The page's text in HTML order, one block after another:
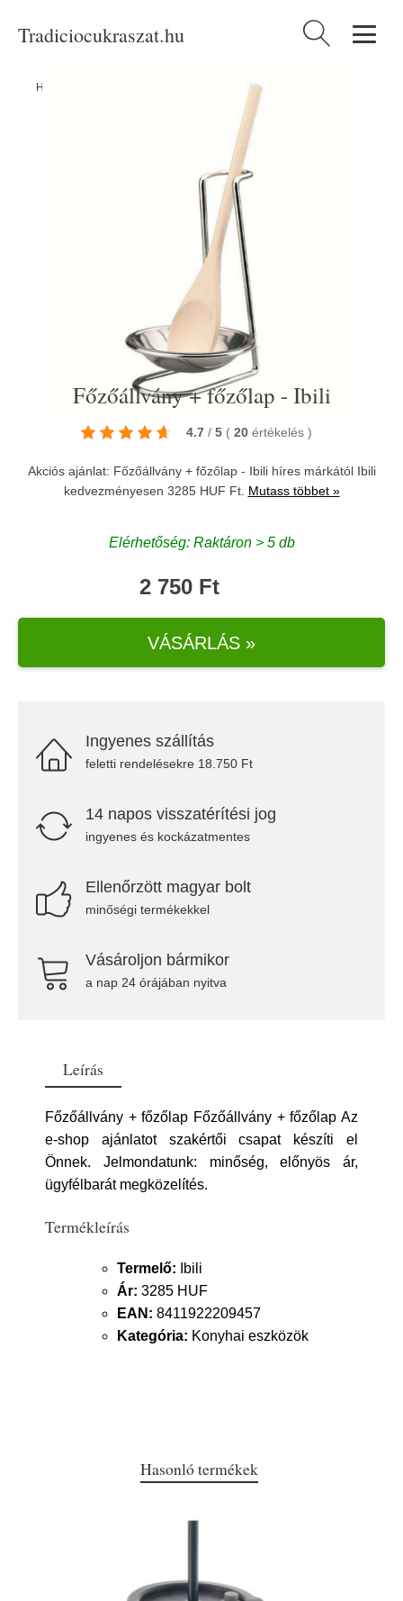
Tradiciocukraszat.hu Keresés:
Home Főzőállvány + főzőlap - Ibili
Főzőállvány + főzőlap - Ibili
4.7 / 5 ( 20 értékelés )
Akciós ajánlat: Főzőállvány + főzőlap - Ibili híres márkától Ibili
kedvezményesen 3285 HUF Ft. Mutass többet »
Elérhetőség: Raktáron > 5 db
2 750 Ft
VÁSÁRLÁS »
Ingyenes szállítás
feletti rendelésekre 18.750 Ft
14 napos visszatérítési jog
ingyenes és kockázatmentes
Ellenőrzött magyar bolt
minőségi termékekkel
Vásároljon bármikor
a nap 24 órájában nyitva
Leírás
Főzőállvány + főzőlap Főzőállvány + főzőlap Az
e-shop ajánlatot szakértői csapat készíti el
Önnek. Jelmondatunk: minőség, előnyös ár,
ügyfélbarát megközelítés.
Termékleírás
Termelő: Ibili
Ár: 3285 HUF
EAN: 8411922209457
Kategória: Konyhai eszközök
Hasonló termékek